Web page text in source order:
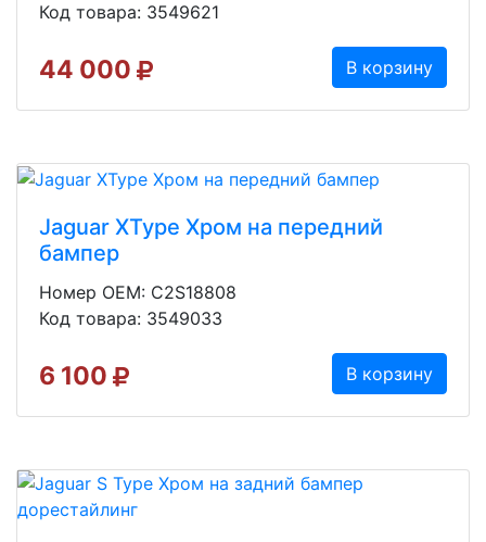
Код товара: 3549621
44 000 В корзину
Jaguar XType Хром на передний
бампер
Номер OEM: C2S18808
Код товара: 3549033
6 100 В корзину